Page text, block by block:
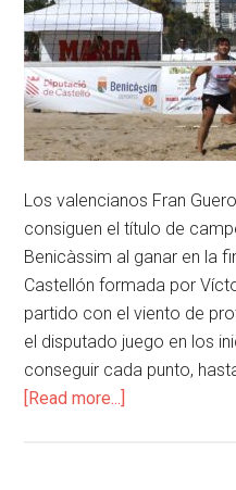
Los valencianos Fran
consiguen el título de
Benicàssim al ganar en la
Castellón formada por
partido con el viento de
el disputado juego en los
conseguir cada punto,
[Read more...]